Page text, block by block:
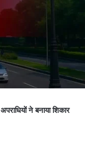
ने बनाया शिकार